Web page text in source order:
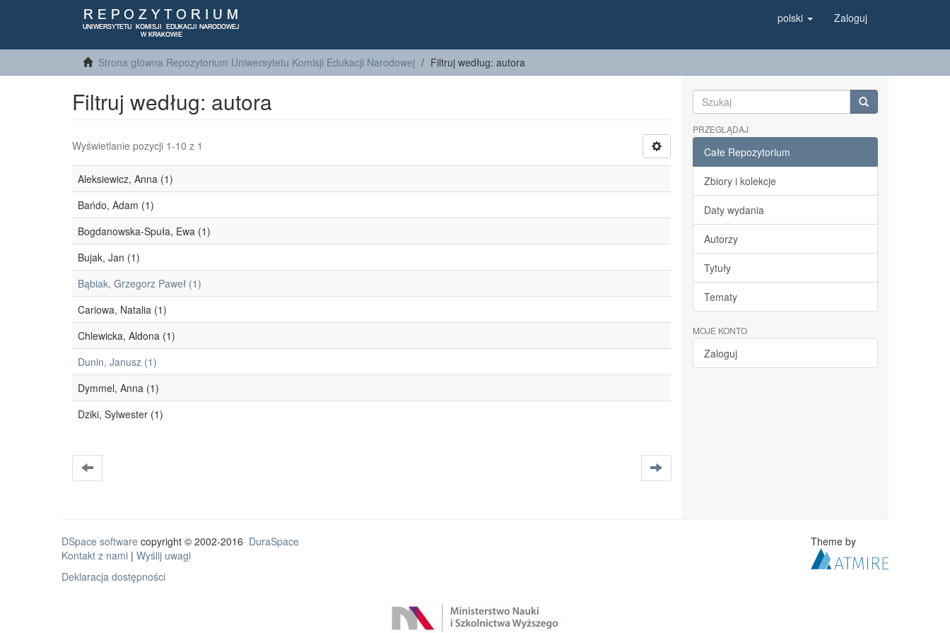
polski Zaloguj
Strona główna Repozytorium Uniwersytetu Komisji Edukacji Narodowej Filtruj według: autora
Filtruj według: autora
Wyświetlanie pozycji 1-10 z 1
Aleksiewicz, Anna (1)
Bańdo, Adam (1)
Bogdanowska-Spuła, Ewa (1)
Bujak, Jan (1)
Bąbiak, Grzegorz Paweł (1)
Cariowa, Natalia (1)
Chlewicka, Aldona (1)
Dunin, Janusz (1)
Dymmel, Anna (1)
Dziki, Sylwester (1)
PRZEGLĄDAJ
Całe Repozytorium
Zbiory i kolekcje
Daty wydania
Autorzy
Tytuły
Tematy
MOJE KONTO
Zaloguj
DSpace software copyright © 2002-2016 DuraSpace
Kontakt z nami | Wyślij uwagi
Deklaracja dostępności
Theme by